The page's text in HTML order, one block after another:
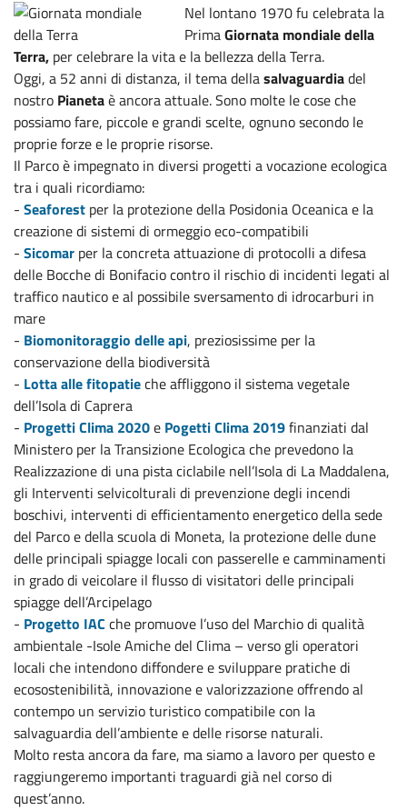
Nel lontano 1970 fu celebrata la
PrimaGiornata mondiale della
Terra, per celebrare la vita e la bellezza della Terra.
Oggi, a 52 anni di distanza, il tema dellasalvaguardiadel
nostro Pianetaè ancora attuale. Sono molte le cose che
possiamo fare, piccole e grandi scelte, ognuno secondo le
proprie forze e le proprie risorse.
Il Parco è impegnato in diversi progetti a vocazione ecologica
tra i quali ricordiamo:
- Seaforest per la protezione della Posidonia Oceanica e la
creazione di sistemi di ormeggio eco-compatibili
- Sicomar per la concreta attuazione di protocolli a difesa
delle Bocche di Bonifacio contro il rischio di incidenti legati al
traffico nautico e al possibile sversamento di idrocarburi in
mare
- Biomonitoraggio delle api, preziosissime per la
conservazione della biodiversità
- Lotta alle fitopatieche affliggono il sistema vegetale
dell’Isola di Caprera
- Progetti Clima 2020e Pogetti Clima 2019finanziati dal
Ministero per la Transizione Ecologica che prevedono la
Realizzazione di una pista ciclabile nell’Isola di La Maddalena,
gli Interventi selvicolturali di prevenzione degli incendi
boschivi, interventi di efficientamento energetico della sede
del Parco e della scuola di Moneta, la protezione delle dune
delle principali spiagge locali con passerelle e camminamenti
in grado di veicolare il flusso di visitatori delle principali
spiagge dell’Arcipelago
- Progetto IAC che promuove l’uso del Marchio di qualità
ambientale -Isole Amiche del Clima – verso gli operatori
locali che intendono diffondere e sviluppare pratiche di
ecosostenibilità, innovazione e valorizzazione offrendo al
contempo un servizio turistico compatibile con la
salvaguardia dell’ambiente e delle risorse naturali.
Molto resta ancora da fare, ma siamo a lavoro per questo e
raggiungeremo importanti traguardi già nel corso di
quest’anno.